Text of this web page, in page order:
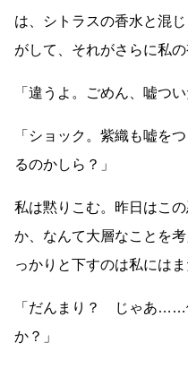
は、シトラスの香水と混
がして、それがさらに私
「違うよ。ごめん、嘘つい
「ショック。紫織も嘘を
るのかしら？」
私は黙りこむ。昨日はこ
か、なんて大層なことを
っかりと下すのは私にはま
「だんまり？ じゃあ……
か？」